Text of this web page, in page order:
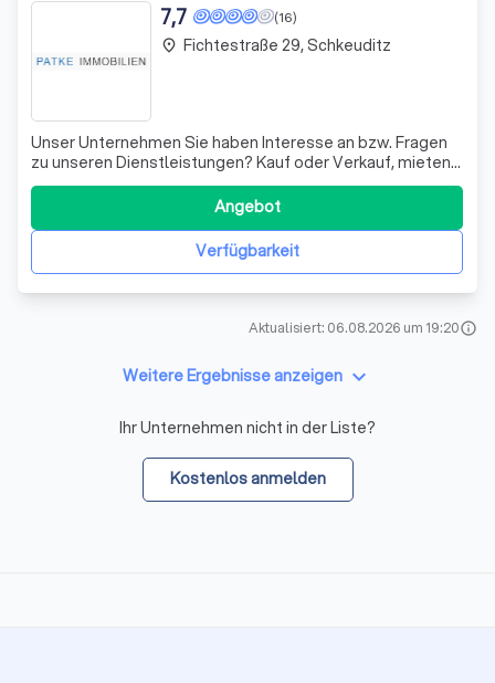
(16)
7,7
Unser Unternehmen Sie haben Interesse an bzw. Fragen
zu unseren Dienstleistungen? Kauf oder Verkauf, mieten,
vermieten oder verwalten einer Immobilie! Sie sind auf der
Suche nach einem zuverlässigem Partner, der sich
vertrauensvoll um Ihre Immobilie kümmert? Unser Ziel ist
es, Ihnen einen angemesseVerfügbarkeit
Angebot
place Fichtestraße 29, Schkeuditz
Aktualisiert: 06.08.2026 um 19:20info
Weitere Ergebnisse anzeigen keyboard_arrow_down
Ihr Unternehmen nicht in der Liste?
Kostenlos anmelden